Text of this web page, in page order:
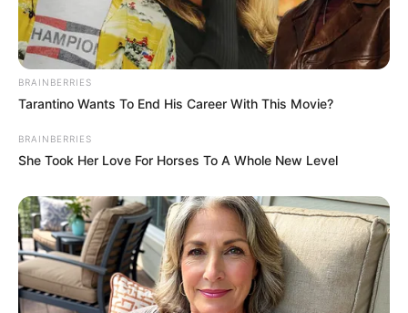
BRAINBERRIES
Tarantino Wants To End His Career With This Movie?
BRAINBERRIES
She Took Her Love For Horses To A Whole New Level